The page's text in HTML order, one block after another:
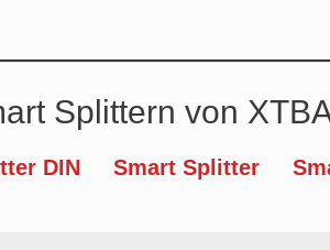
Splittern von
DIN Smart Splitter